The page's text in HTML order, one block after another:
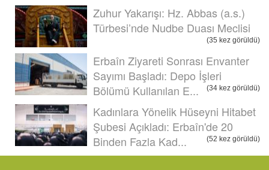
Zuhur Yakarışı: Hz. Abbas (a.s.)
Türbesi’nde Nudbe Duası Meclisi
(35 kez görüldü)
Erbaîn Ziyareti Sonrası Envanter
Sayımı Başladı: Depo İşleri
Bölümü Kullanılan E...
(34 kez görüldü)
Kadınlara Yönelik Hüseyni Hitabet
Şubesi Açıkladı: Erbaîn'de 20
Binden Fazla Kad...
(52 kez görüldü)